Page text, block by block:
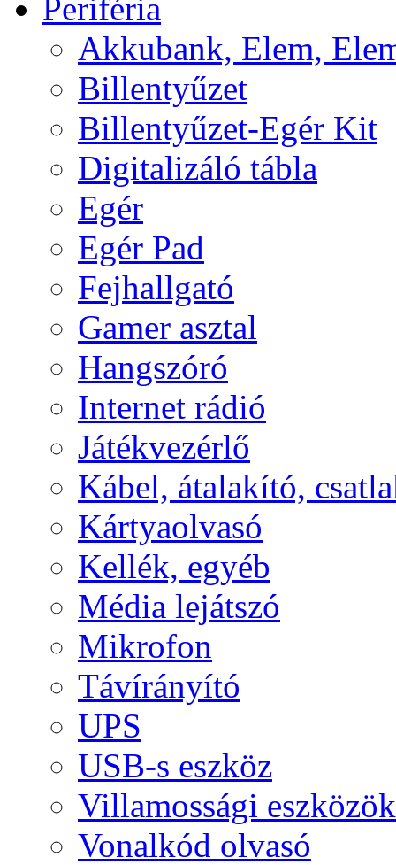
Periféria
Akkubank, Elem,
Billentyűzet
Billentyűzet-Egér Kit
Digitalizáló tábla
Egér
Egér Pad
Fejhallgató
Gamer asztal
Hangszóró
Internet rádió
Játékvezérlő
Kábel, átalakító,
Kártyaolvasó
Kellék, egyéb
Média lejátszó
Mikrofon
Távírányító
UPS
USB-s eszköz
Villamossági eszközök
Vonalkód olvasó